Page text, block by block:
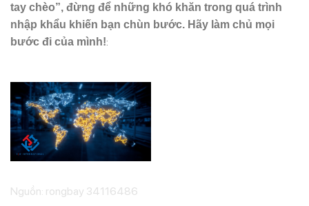
tay chèo”, đừng để những khó khăn trong quá trình
nhập khẩu khiến bạn chùn bước. Hãy làm chủ mọi
bước đi của mình!:
Nguồn: rongbay 34116486